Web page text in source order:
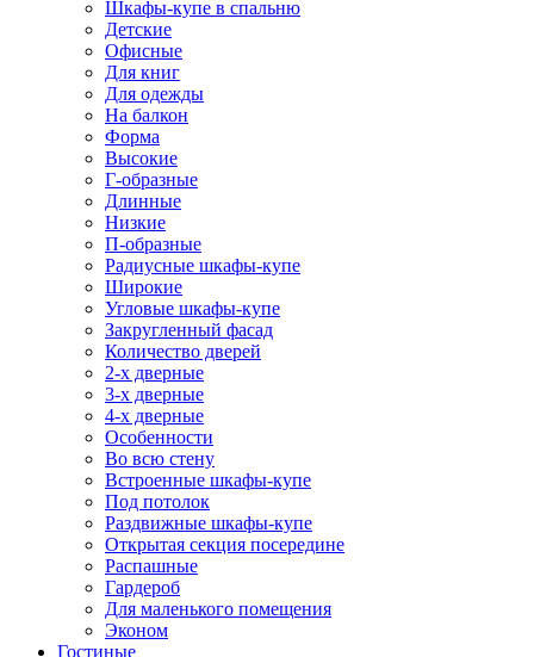
Шкафы-купе в спальню
Детские
Офисные
Для книг
Для одежды
На балкон
Форма
Высокие
Г-образные
Длинные
Низкие
П-образные
Радиусные шкафы-купе
Широкие
Угловые шкафы-купе
Закругленный фасад
Количество дверей
2-х дверные
3-х дверные
4-х дверные
Особенности
Во всю стену
Встроенные шкафы-купе
Под потолок
Раздвижные шкафы-купе
Открытая секция посередине
Распашные
Гардероб
Для маленького помещения
Эконом
Гостиные